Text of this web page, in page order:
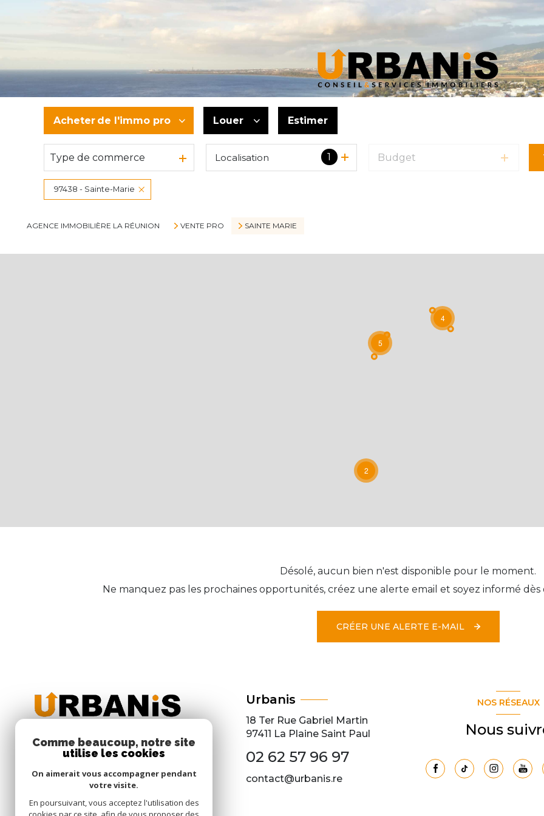
Acheter de l'immo pro
De l'ancien
De l'immo pro
Louer
à l'année
Estimer
Type de commerce 1
Localisation Budget
97438 - Sainte-Marie
AGENCE IMMOBILIÈRE LA RÉUNION VENTE PRO SAINTE MARIE
2
4
5
Désolé, aucun bien n'est disponible pour le moment.
Ne manquez pas les prochaines opportunités, créez une alerte email et soyez informé
CRÉER UNE ALERTE E-MAIL
Urbanis
18 Ter Rue Gabriel Martin
97411 La Plaine Saint Paul
02 62 57 96 97
contact@urbanis.re
NOS RÉSEAUX
Nous
Comme beaucoup, notre site
utilise les cookies
On aimerait vous accompagner pendant
votre visite.
En poursuivant, vous acceptez l'utilisation des